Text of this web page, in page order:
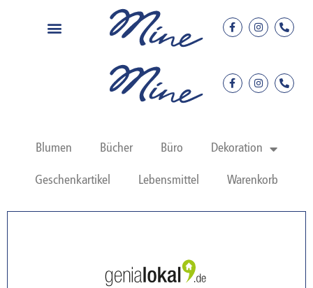
Blumen Bücher Büro Dekoration
Geschenkartikel Lebensmittel Warenkorb